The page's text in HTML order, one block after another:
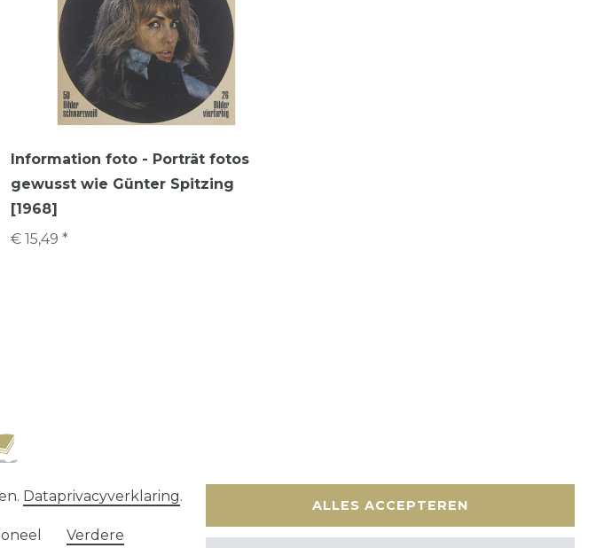
Information foto - Porträt fotos
gewusst wie Günter Spitzing
[1968]
€ 15,49 *
Algemene voorwaarden
Data­privacy­verklaring.
Verdere
ALLES ACCEPTEREN